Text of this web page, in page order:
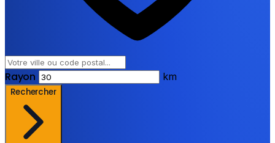
Rayon km
Rechercher